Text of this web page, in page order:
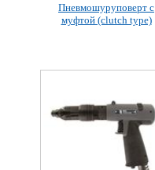
Пневмошуруповерт с
муфтой (clutch type)